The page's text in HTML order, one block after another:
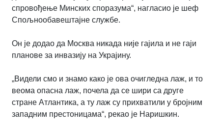
спровођење Минских споразума“, нагласио је шеф
Спољнообавештајне службе.
Он је додао да Москва никада није гајила и не гаји
планове за инвазију на Украјину.
„Видели смо и знамо како је ова очигледна лаж, и то
веома опасна лаж, почела да се шири са друге
стране Атлантика, а ту лаж су прихватили у бројним
западним престоницама“, рекао је Наришкин.